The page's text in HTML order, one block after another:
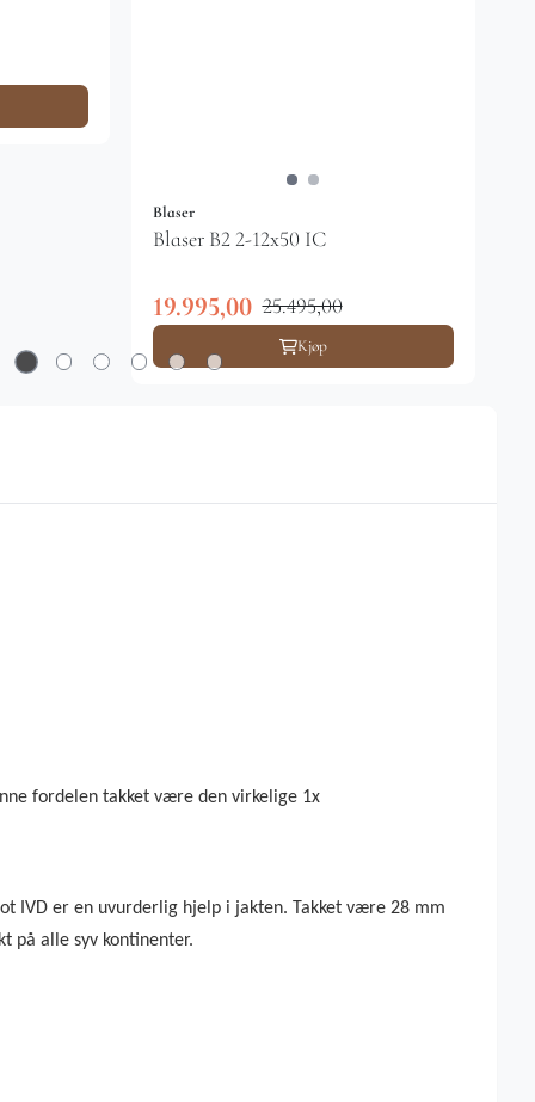
Blaser
Blaser B2 2-12x50 IC
19.995,00 25.495,00
Kjøp
fordelen takket være den virkelige 1x
IVD er en uvurderlig hjelp i jakten. Takket være 28 mm
på alle syv kontinenter.